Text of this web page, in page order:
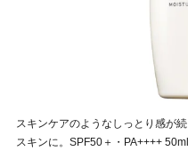
スキンケアのようなしっとり感が
スキンに。SPF50＋・PA++++